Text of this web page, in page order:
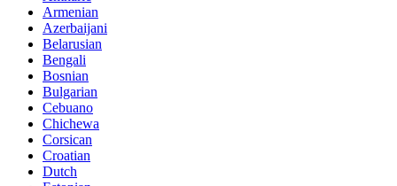
Armenian
Azerbaijani
Belarusian
Bengali
Bosnian
Bulgarian
Cebuano
Chichewa
Corsican
Croatian
Dutch